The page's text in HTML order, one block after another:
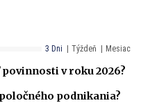
3 Dni Týždeň Mesiac
v roku 2026?
podnikania?